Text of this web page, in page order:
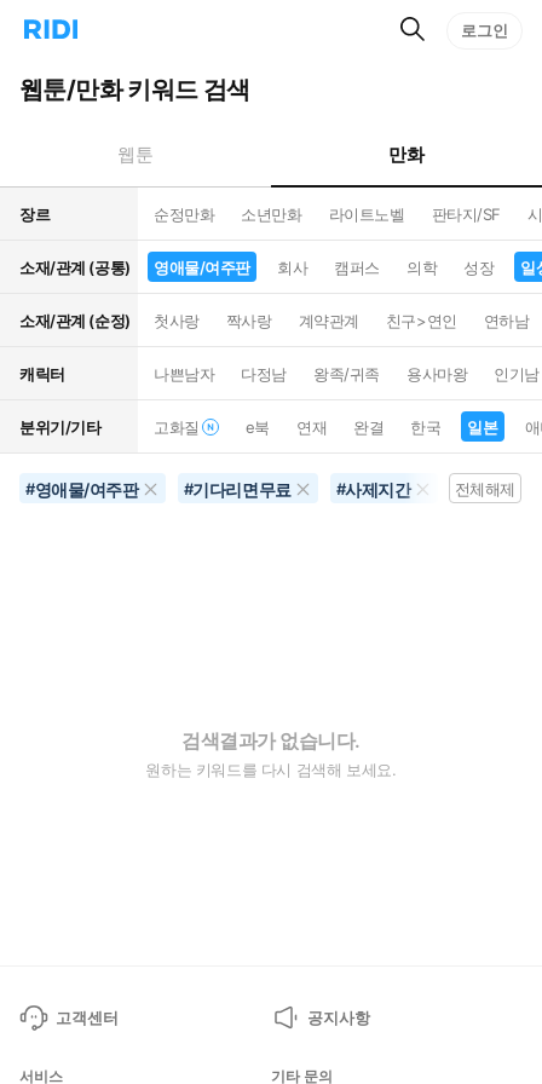
리
홈
으
턴
트
검
로그인
웹툰/만화 키워드 검색
웹툰 만화
장르 순정만화 소년만화 라이트노벨 판타지/SF
소재/관계 (공통) 영애물/여주판 회사 캠퍼스 의학 성장 일
소재/관계 (순정) 첫사랑 짝사랑 계약관계 친구>연인 연하남
캐릭터 나쁜남자 다정남 왕족/귀족 용사마왕 인기남
분위기/기타 고화질 e북 연재 완결 한국 일본
#영애물/여주판 #기다리면무료 #사제지간 #일상
전체해제
검색결과가 없습니다.
원하는 키워드를 다시 검색해 보세요.
고객센터 공지사항
서비스 기타 문의